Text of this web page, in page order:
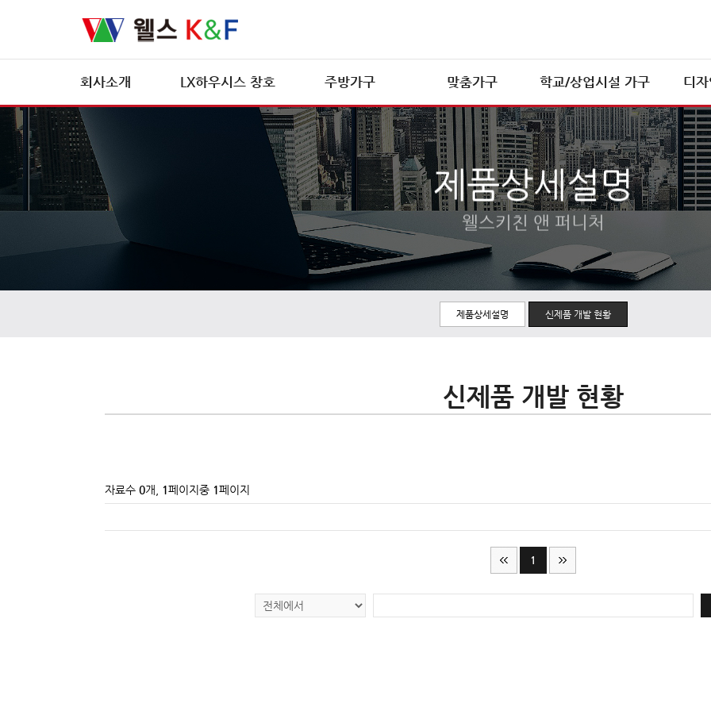
회사소개
CEO인사말
조직도
특허현황
회사전경
오시는길
LX하우시스 창호
LX하우시스 브로슈어
주방가구 맞춤가구 학교/상업시설 가구
학교가구
상업시설 가구
디
제품상세설명
웰스키친 앤 퍼니처
제품상세설명 신제품 개발 현황
신제품 개발 현황
자료수 0개, 1페이지중 1페이지
1